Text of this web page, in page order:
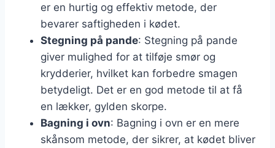
er en hurtig og effektiv metode, der
bevarer saftigheden i kødet.
Stegning på pande: Stegning på pande
giver mulighed for at tilføje smør og
krydderier, hvilket kan forbedre smagen
betydeligt. Det er en god metode til at få
en lækker, gylden skorpe.
Bagning i ovn: Bagning i ovn er en mere
skånsom metode, der sikrer, at kødet bliver